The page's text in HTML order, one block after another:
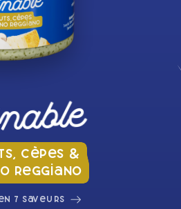
Cèpes &
Reggiano
7 saveurs